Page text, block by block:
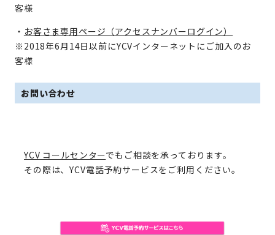
客様
・ お客さま専用ページ（アクセスナンバーログイン）
※2018年6月14日以前にYCVインターネットにご加入のお
客様
お問い合わせ
YCV コールセンターでもご相談を承っております。
その際は、YCV電話予約サービスをご利用ください。